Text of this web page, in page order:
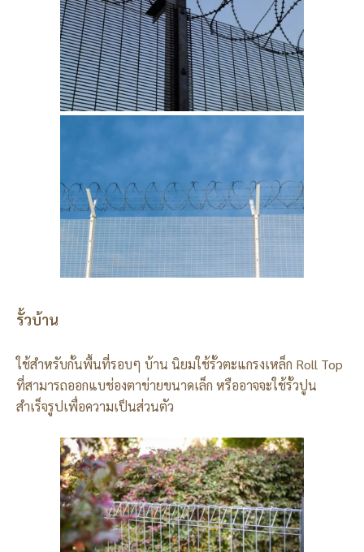
รั้วบ้าน
ใช้สำหรับกั้นพื้นที่รอบๆ บ้าน นิยมใช้รั้วตะแกรงเหล็ก Roll Top
ที่สามารถออกแบช่องตาข่ายขนาดเล็ก หรืออาจจะใช้รั้วปูน
สำเร็จรูปเพื่อความเป็นส่วนตัว